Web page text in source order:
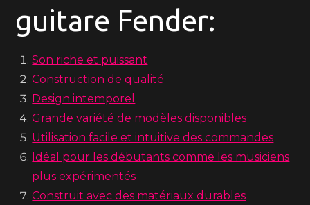
guitare Fender:
Son riche et puissant
Construction de qualité
Design intemporel
Grande variété de modèles disponibles
Utilisation facile et intuitive des commandes
Idéal pour les débutants comme les musiciens
plus expérimentés
Construit avec des matériaux durables